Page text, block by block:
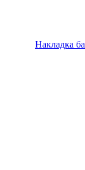
Накладка